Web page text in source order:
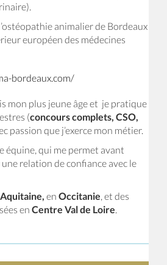
animalier de Bordeaux
européen des médecines
bordeaux.com/
mon plus jeune âge et je pratique
(concours complets, CSO,
passion que j’exerce mon métier.
équine, qui me permet avant
relation de confiance avec le
en Occitanie, et des
en Centre Val de Loire.